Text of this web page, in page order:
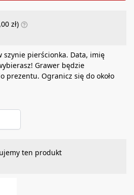
zł)
szynie pierścionka. Data, imię
Grawer będzie
prezentu. Ogranicz się do około
ten produkt